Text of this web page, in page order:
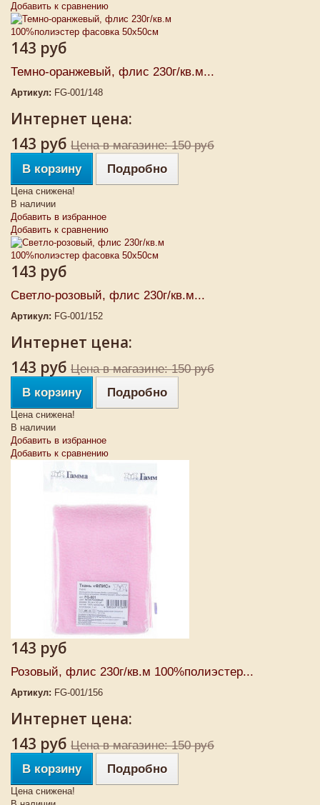
Добавить к сравнению
143 руб
Темно-оранжевый, флис 230г/кв.м...
Артикул: FG-001/148
Интернет цена:
143 руб Цена в магазине: 150 руб
В корзину
Подробно
Цена снижена!
В наличии
Добавить в избранное
Добавить к сравнению
143 руб
Светло-розовый, флис 230г/кв.м...
Артикул: FG-001/152
Интернет цена:
143 руб Цена в магазине: 150 руб
В корзину
Подробно
Цена снижена!
В наличии
Добавить в избранное
Добавить к сравнению
143 руб
Розовый, флис 230г/кв.м 100%полиэстер...
Артикул: FG-001/156
Интернет цена:
143 руб Цена в магазине: 150 руб
В корзину
Подробно
Цена снижена!